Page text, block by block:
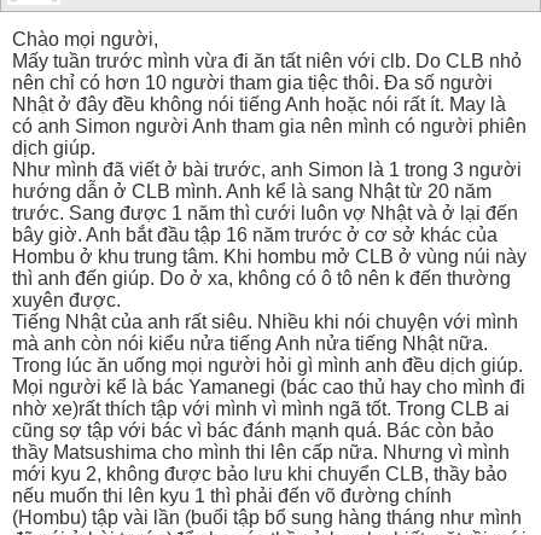
Chào mọi người,
Mấy tuần trước mình vừa đi ăn tất niên với clb. Do CLB nhỏ
nên chỉ có hơn 10 người tham gia tiệc thôi. Đa số người
Nhật ở đây đều không nói tiếng Anh hoặc nói rất ít. May là
có anh Simon người Anh tham gia nên mình có người phiên
dịch giúp.
Như mình đã viết ở bài trước, anh Simon là 1 trong 3 người
hướng dẫn ở CLB mình. Anh kể là sang Nhật từ 20 năm
trước. Sang được 1 năm thì cưới luôn vợ Nhật và ở lại đến
bây giờ. Anh bắt đầu tập 16 năm trước ở cơ sở khác của
Hombu ở khu trung tâm. Khi hombu mở CLB ở vùng núi này
thì anh đến giúp. Do ở xa, không có ô tô nên k đến thường
xuyên được.
Tiếng Nhật của anh rất siêu. Nhiều khi nói chuyện với mình
mà anh còn nói kiểu nửa tiếng Anh nửa tiếng Nhật nữa.
Trong lúc ăn uống mọi người hỏi gì mình anh đều dịch giúp.
Mọi người kể là bác Yamanegi (bác cao thủ hay cho mình đi
nhờ xe)rất thích tập với mình vì mình ngã tốt. Trong CLB ai
cũng sợ tập với bác vì bác đánh mạnh quá. Bác còn bảo
thầy Matsushima cho mình thi lên cấp nữa. Nhưng vì mình
mới kyu 2, không được bảo lưu khi chuyển CLB, thầy bảo
nếu muốn thi lên kyu 1 thì phải đến võ đường chính
(Hombu) tập vài lần (buổi tập bổ sung hàng tháng như mình